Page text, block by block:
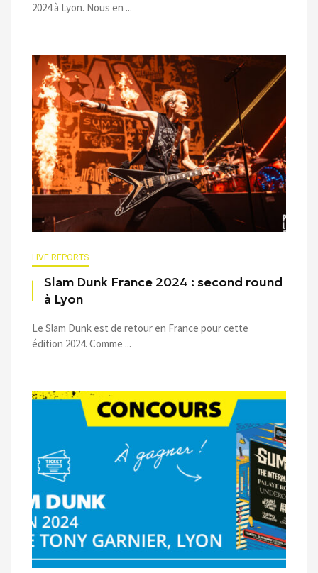
2024 à Lyon. Nous en ...
LIVE REPORTS
Slam Dunk France 2024 : second round
à Lyon
Le Slam Dunk est de retour en France pour cette
édition 2024. Comme ...